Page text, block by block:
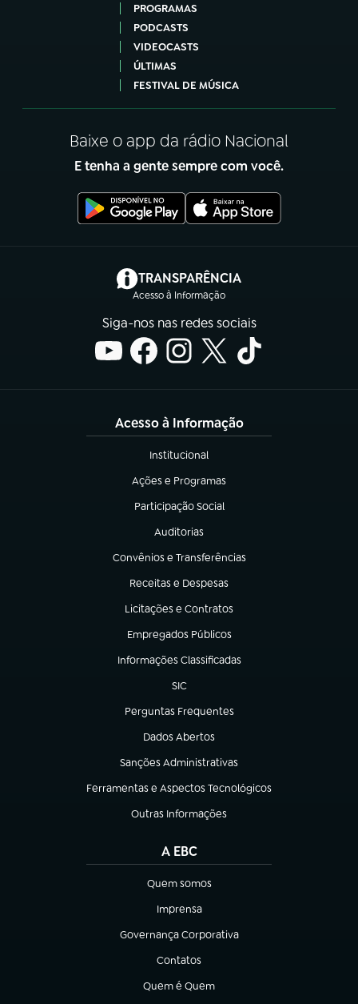
PROGRAMAS
PODCASTS
VIDEOCASTS
ÚLTIMAS
FESTIVAL DE MÚSICA
Baixe o app da rádio Nacional
E tenha a gente sempre com você.
TRANSPARÊNCIA
Acesso à Informação
(abre em nova aba)
Siga-nos nas redes sociais
Acesso à Informação
Institucional
(abre em nova aba)
Ações e Programas
(abre em nova aba)
Participação Social
(abre em nova aba)
Auditorias
(abre em nova aba)
Convênios e Transferências
(abre em nova aba)
Receitas e Despesas
(abre em nova aba)
Licitações e Contratos
(abre em nova aba)
Empregados Públicos
(abre em nova aba)
Informações Classificadas
(abre em nova aba)
SIC
(abre em nova aba)
Perguntas Frequentes
(abre em nova aba)
Dados Abertos
(abre em nova aba)
Sanções Administrativas
(abre em nova aba)
Ferramentas e Aspectos Tecnológicos
(abre em nova aba)
Outras Informações
(abre em nova aba)
A EBC
Quem somos
(abre em nova aba)
Imprensa
(abre em nova aba)
Governança Corporativa
(abre em nova aba)
Contatos
(abre em nova aba)
Quem é Quem
(abre em nova aba)